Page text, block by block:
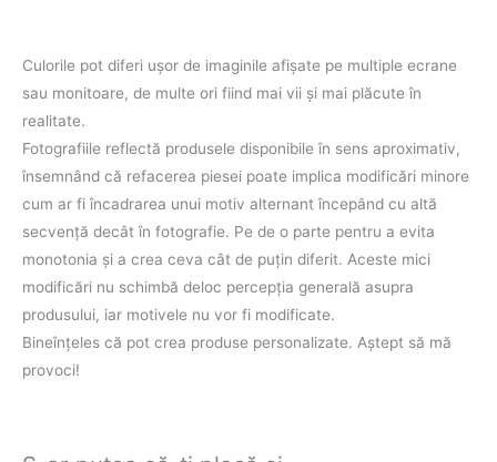
Culorile pot diferi uşor de imaginile afişate pe multiple ecrane
sau monitoare, de multe ori fiind mai vii şi mai plăcute în
realitate.
Fotografiile reflectă produsele disponibile în sens aproximativ,
însemnând că refacerea piesei poate implica modificări minore
cum ar fi încadrarea unui motiv alternant începând cu altă
secvenţă decât în fotografie. Pe de o parte pentru a evita
monotonia şi a crea ceva cât de puţin diferit. Aceste mici
modificări nu schimbă deloc percepţia generală asupra
produsului, iar motivele nu vor fi modificate.
Bineînţeles că pot crea produse personalizate. Aştept să mă
provoci!